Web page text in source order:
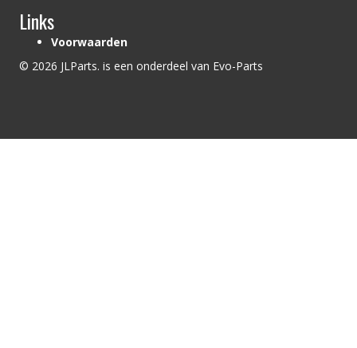
Links
Voorwaarden
© 2026 JLParts. is een onderdeel van Evo-Parts